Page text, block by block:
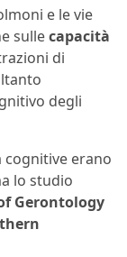
e le vie
sullecapacità
di
degli
cognitive erano
lo studio
Gerontology